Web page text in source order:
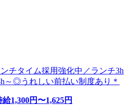
チタイム採用強化中／ランチ3h
～◎うれしい前払い制度あり＊
給1,300円〜1,625円